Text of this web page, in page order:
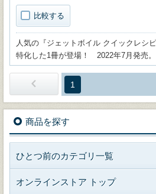
比較する
人気の『ジェットボイル クイックレシ
特化した1冊が登場！ 2022年7月発売。
1
商品を探す
ひとつ前のカテゴリ一覧
オンラインストア トップ